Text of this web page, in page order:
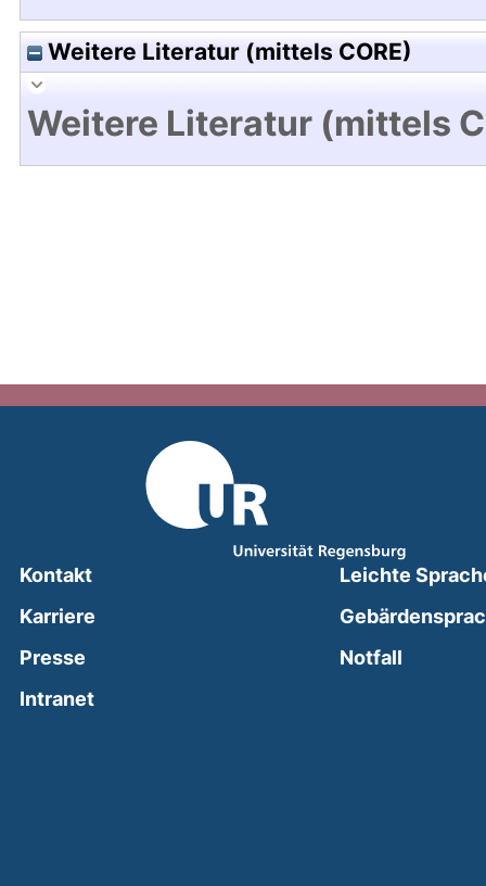
Weitere Literatur (mittels CORE)
Weitere Literatur (mittels
Kontakt
Karriere
Presse
Intranet(external link, opens in a new window)
Leichte
Notfall